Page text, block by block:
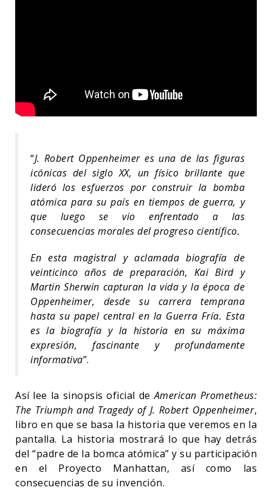
“J. Robert Oppenheimer es una de las figuras
icónicas del siglo XX, un físico brillante que
lideró los esfuerzos por construir la bomba
atómica para su país en tiempos de guerra, y
que luego se vio enfrentado a las
consecuencias morales del progreso científico.
En esta magistral y aclamada biografía de
veinticinco años de preparación, Kai Bird y
Martin Sherwin capturan la vida y la época de
Oppenheimer, desde su carrera temprana
hasta su papel central en la Guerra Fría. Esta
es la biografía y la historia en su máxima
expresión, fascinante y profundamente
informativa”.
Así lee la sinopsis oficial deAmerican Prometheus:
The Triumph and Tragedy of J. Robert Oppenheimer,
libro en que se basa la historia que veremos en la
pantalla. La historia mostrará lo que hay detrás
del “padre de la bomca atómica” y su participación
en el Proyecto Manhattan, así como las
consecuencias de su invención.